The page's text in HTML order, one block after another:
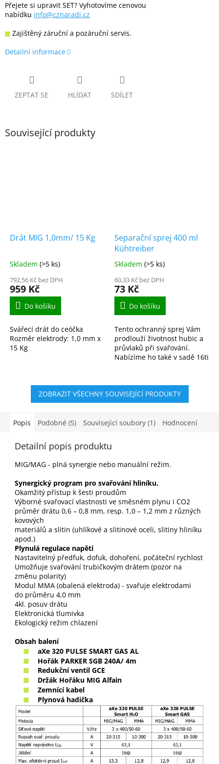
Přejete si upravit SET? Vyhotovíme cenovou
nabídku info@cznaradi.cz
Zajištěný záruční a pozáruční servis.
Detailní informace
ZEPTAT SE HLÍDAT SDÍLET
Související produkty
Drát MIG 1,0mm/ 15 Kg
Skladem (>5 ks)
792,56 Kč bez DPH
959 Kč
Do košíku
Svářecí drát do ceóčka
Rozměr elektrody: 1,0 mm x
15 Kg
Separační sprej 400 ml
Kühtreiber
Skladem (>5 ks)
60,33 Kč bez DPH
73 Kč
Do košíku
Tento ochranný sprej Vám
prodlouží životnost hubic a
průvlaků při svařování.
Nabízíme ho také v sadě 16ti
ZOBRAZIT VŠECHNY SOUVISEJÍCÍ PRODUKTY
Popis Podobné (5) Související soubory (1) Hodnocení
Detailní popis produktu
MIG/MAG - plná synergie nebo manuální režim.
Synergický program pro svařování hliníku.
Okamžitý přístup k šesti proudům
Výborné svařovací vlastnosti ve směsném plynu i CO2
průměr drátu 0,6 – 0,8 mm, resp. 1,0 – 1,2 mm z různých
kovových
materiálů a slitin (uhlíkové a slitinové oceli, slitiny hliníku
apod.)
Plynulá regulace napětí
Nastavitelný předfuk, dofuk, dohoření, počáteční rychlost
Umožňuje svařování trubičkovým drátem (pozor na
změnu polarity)
Modul MMA (obalená elektroda) - svařuje elektrodami
do průměru 4,0 mm
4kl. posuv drátu
Elektronická tlumivka
Ekologický režim chlazení
Obsah balení
aXe 320 PULSE SMART GAS AL
Hořák PARKER SGB 240A/ 4m
Redukční ventil GCE
Držák Hořáku MIG Alfain
Zemnící kabel
Plynová hadička